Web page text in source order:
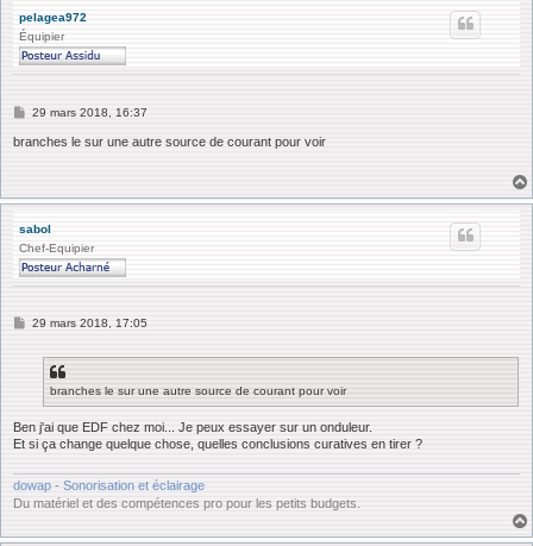
pelagea972
Équipier
M
s
e
29 mars 2018, 16:37
branches le sur une autre source de courant pour voir
sabol
Chef-Equipier
M29 mars 2018, 17:05
branches le sur une autre source de courant pour voir
Ben j'ai que EDF chez moi... Je peux essayer sur un onduleur.
Et si ça change quelque chose, quelles conclusions curatives en tirer ?
dowap - Sonorisation et éclairage
Du matériel et des compétences pro pour les petits budgets.